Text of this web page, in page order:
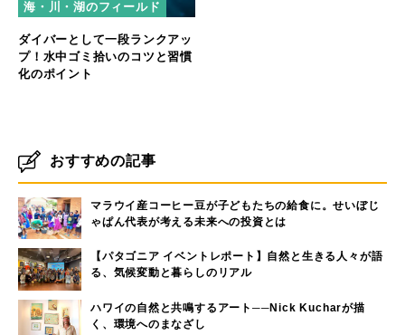
海・川・湖のフィールド
ダイバーとして一段ランクアッ
プ！水中ゴミ拾いのコツと習慣
化のポイント
おすすめの記事
マラウイ産コーヒー豆が子どもたちの給食に。せいぼじ
ゃぱん代表が考える未来への投資とは
【パタゴニア イベントレポート】自然と生きる人々が語
る、気候変動と暮らしのリアル
ハワイの自然と共鳴するアート──Nick Kucharが描
く、環境へのまなざし